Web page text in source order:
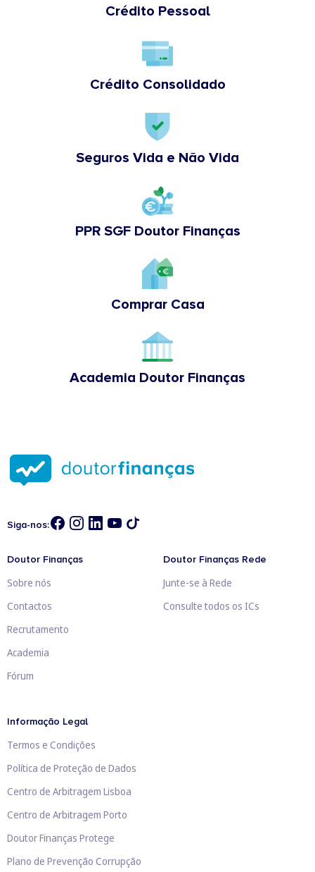
Crédito Pessoal
Crédito Consolidado
Seguros Vida e Não Vida
PPR SGF Doutor Finanças
Comprar Casa
Academia Doutor Finanças
Siga-nos:
Doutor Finanças
Sobre nós
Contactos
Recrutamento
Academia
Fórum
Doutor Finanças Rede
Junte-se à Rede
Consulte todos os ICs
Informação Legal
Termos e Condições
Política de Proteção de Dados
Centro de Arbitragem Lisboa
Centro de Arbitragem Porto
Doutor Finanças Protege
Plano de Prevenção Corrupção